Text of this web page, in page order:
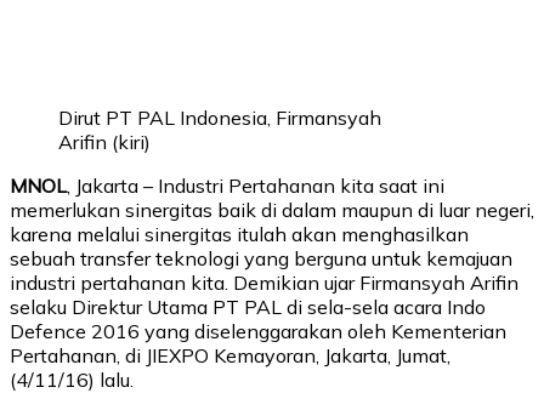
Dirut PT PAL Indonesia, Firmansyah
Arifin (kiri)
MNOL, Jakarta – Industri Pertahanan kita saat ini
memerlukan sinergitas baik di dalam maupun di luar negeri,
karena melalui sinergitas itulah akan menghasilkan
sebuah transfer teknologi yang berguna untuk kemajuan
industri pertahanan kita. Demikian ujar Firmansyah Arifin
selaku Direktur Utama PT PAL di sela-sela acara Indo
Defence 2016 yang diselenggarakan oleh Kementerian
Pertahanan, di JIEXPO Kemayoran, Jakarta, Jumat,
(4/11/16) lalu.